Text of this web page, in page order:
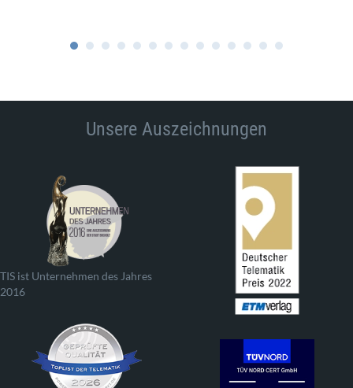
Unsere Auszeichnungen
TIS ist Unternehmen des Jahres
2016